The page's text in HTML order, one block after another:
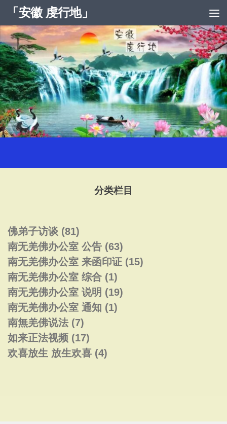
跳至内容
「安徽 虔行地」
分类栏目
佛弟子访谈 (81)
南无羌佛办公室 公告 (63)
南无羌佛办公室 来函印证 (15)
南无羌佛办公室 综合 (1)
南无羌佛办公室 说明 (19)
南无羌佛办公室 通知 (1)
南無羌佛说法 (7)
如来正法视频 (17)
欢喜放生 放生欢喜 (4)